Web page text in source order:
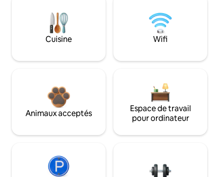
Cuisine Wifi
Animaux acceptés
Espace de travail
pour ordinateur